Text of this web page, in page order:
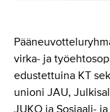
virka- ja
edustettuina KT
unioni JAU,